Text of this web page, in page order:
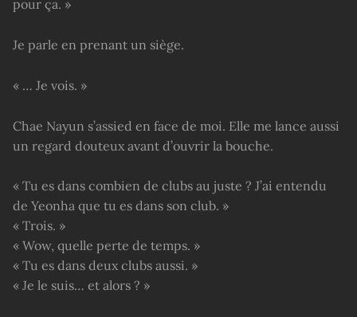
pour ça. »
Je parle en prenant un siège.
« … Je vois. »
Chae Nayun s’assied en face de moi. Elle me lance aussi
un regard douteux avant d’ouvrir la bouche.
« Tu es dans combien de clubs au juste ? J’ai entendu
de Yeonha que tu es dans son club. »
« Trois. »
« Wow, quelle perte de temps. »
« Tu es dans deux clubs aussi. »
« Je le suis… et alors ? »